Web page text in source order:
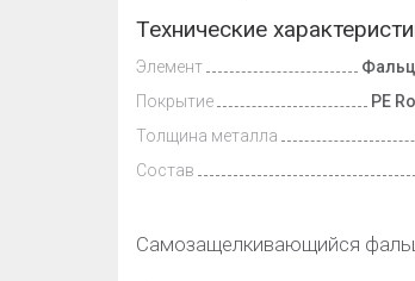
Технические
Элемент
Покрытие
PE
Толщина металла
Состав
Самозащелкивающийся